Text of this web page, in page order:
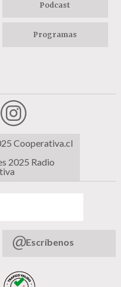
Podcast
Programas
Cooperativa.cl
2025 Radio
Escríbenos